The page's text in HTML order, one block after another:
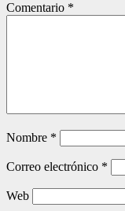
Comentario *
Nombre *
Correo electrónico *
Web